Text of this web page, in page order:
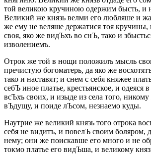
той великою кручиною одержим бысть, и
Великий же князь велми его любляше и
же ему не веляше держатися тоя кручины,
своя, яко же видЪхъ во снЪ, тако и
изволениемъ.
Отрок же той в нощи положилъ мысль
пречистую богоматерь, да яко же
тако и наставят; и снем с себя княжее
себЪ иное платье, крестьянское, и одеяся
всЪхъ своих, и изыде из села того,
вЪдущу, и поиде лЪсом, незнаемо куды.
Наутрие же великий князь того отрока
себя не видитъ, и повелЪ своим боляром,
нему; они же поискавше его много и не
токмо платье его видЪша, и великому